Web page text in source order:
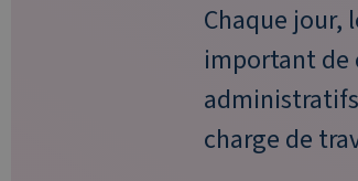
Chaque
important de
charge de